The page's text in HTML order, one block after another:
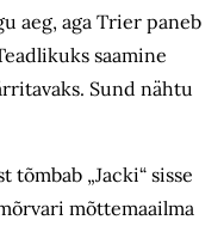
aeg, aga Trier paneb
saamine
Sund nähtu
tõmbab „Jacki“ sisse
mõttemaailma